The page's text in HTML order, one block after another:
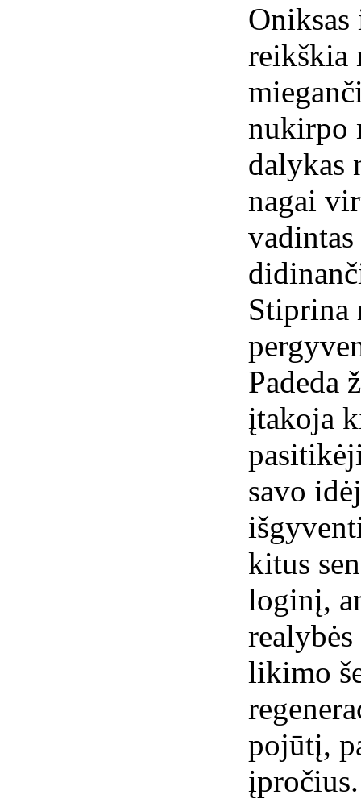
reikškia
nukirpo
dalykas
nagai
Stiprina
Padeda
įtakoja
savo
kitus
loginį,
likimo
pojūtį,
įpročius.